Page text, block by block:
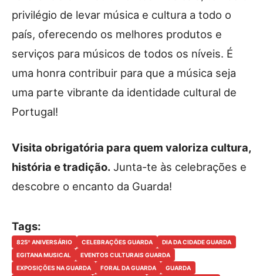
privilégio de levar música e cultura a todo o
país, oferecendo os melhores produtos e
serviços para músicos de todos os níveis. É
uma honra contribuir para que a música seja
uma parte vibrante da identidade cultural de
Portugal!
Visita obrigatória para quem valoriza cultura,
história e tradição. Junta-te às celebrações e
descobre o encanto da Guarda!
Tags:
825º ANIVERSÁRIO CELEBRAÇÕES GUARDA
DIA DA CIDADE GUARDA
EGITANA MUSICAL
EVENTOS CULTURAIS GUARDA
EXPOSIÇÕES NA GUARDA
FORAL DA GUARDA
GUARDA